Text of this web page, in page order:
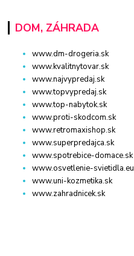
DOM, ZÁHRADA
www.dm-drogeria.sk
www.kvalitnytovar.sk
www.najvypredaj.sk
www.topvypredaj.sk
www.top-nabytok.sk
www.proti-skodcom.sk
www.retromaxishop.sk
www.superpredajca.sk
www.spotrebice-domace.sk
www.osvetlenie-svietidla.eu
www.uni-kozmetika.sk
www.zahradnicek.sk